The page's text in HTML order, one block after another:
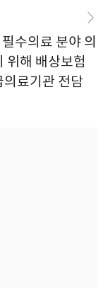
수의료 분야 의
위해 배상보험
의료기관 전담